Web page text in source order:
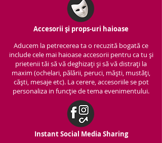
Accesorii și props-uri haioase
Aducem la petrecerea ta o recuzită bogată ce
include cele mai haioase accesorii pentru ca tu și
prietenii tăi să vă deghizați și să vă distrați la
maxim (ochelari, pălării, peruci, măști, mustăți,
căști, mesaje etc). La cerere, accesoriile se pot
personaliza in funcție de tema evenimentului.
Instant Social Media Sharing